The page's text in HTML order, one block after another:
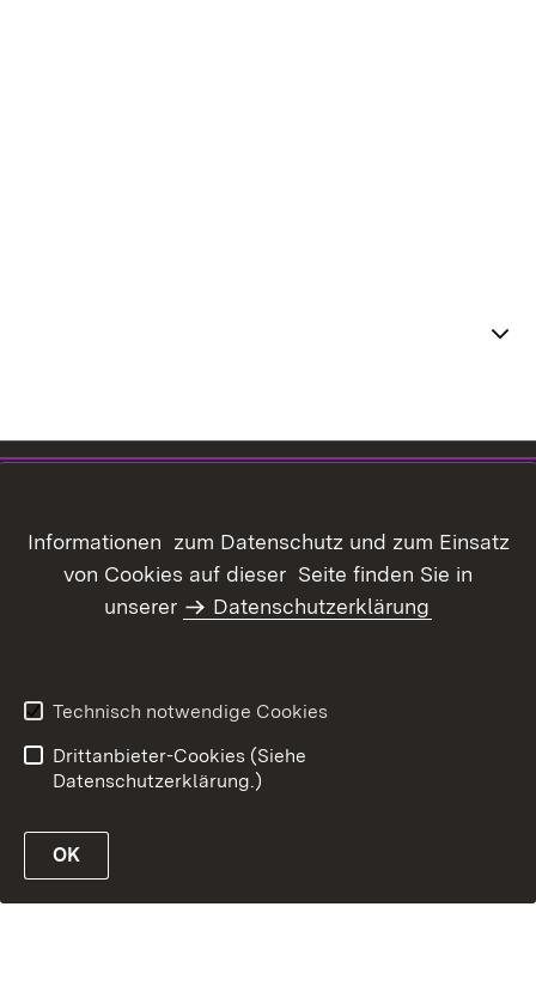
Barrierefreiheit
Benutzungshinweise
Informationssicherheit
Informationen zum Datenschutz und zum Einsatz
von Cookies auf dieser Seite finden Sie in
unserer
Datenschutzerklärung
Technisch notwendige Cookies
Drittanbieter-Cookies (Siehe
Datenschutzerklärung.)
OK